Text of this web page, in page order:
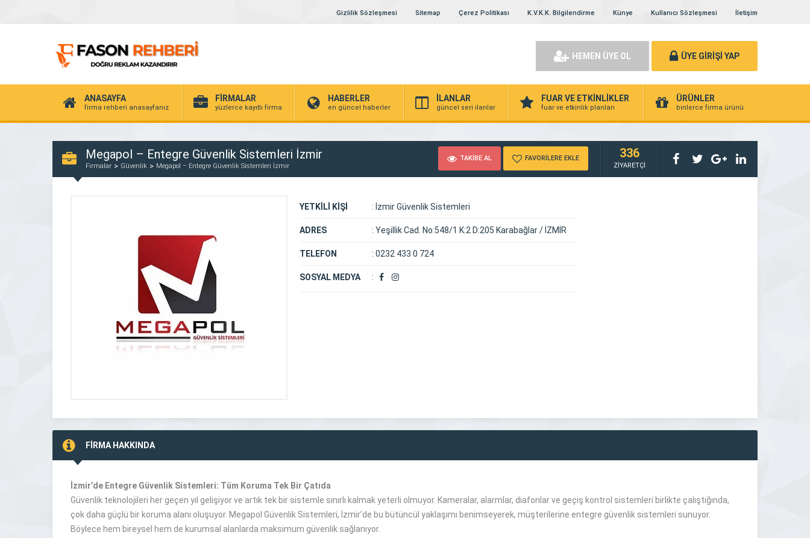
Gizlilik Sözleşmesi Sitemap Çerez Politikası K.V.K.K. Bilgilendirme Künye Kullanıcı Sözleşmesi İletişim
HEMEN ÜYE OL ÜYE GİRİŞİ YAP
ANASAYFA
firma rehberi anasayfanız
FİRMALAR
yüzlerce kayıtlı firma
HABERLER
en güncel haberler
İLANLAR
güncel seri ilanlar
FUAR VE ETKİNLİKLER
fuar ve etkinlik planları
ÜRÜNLER
binlerce firma ürünü
Megapol – Entegre Güvenlik Sistemleri İzmir
Firmalar Güvenlik Megapol – Entegre Güvenlik Sistemleri İzmir
TAKİBE AL FAVORİLERE EKLE 336
ZİYARETÇİ
YETKİLİ KİŞİ : İzmir Güvenlik Sistemleri
ADRES : Yeşillik Cad. No:548/1 K:2 D:205 Karabağlar / İZMİR
TELEFON : 0232 433 0 724
SOSYAL MEDYA :
FİRMA HAKKINDA
İzmir’de Entegre Güvenlik Sistemleri: Tüm Koruma Tek Bir Çatıda
Güvenlik teknolojileri her geçen yıl gelişiyor ve artık tek bir sistemle sınırlı kalmak yeterli olmuyor. Kameralar, alarmlar, diafonlar ve geçiş kontrol sistemleri birlikte çalıştığında,
çok daha güçlü bir koruma alanı oluşuyor. Megapol Güvenlik Sistemleri, İzmir’de bu bütüncül yaklaşımı benimseyerek, müşterilerine entegre güvenlik sistemleri sunuyor.
Böylece hem bireysel hem de kurumsal alanlarda maksimum güvenlik sağlanıyor.